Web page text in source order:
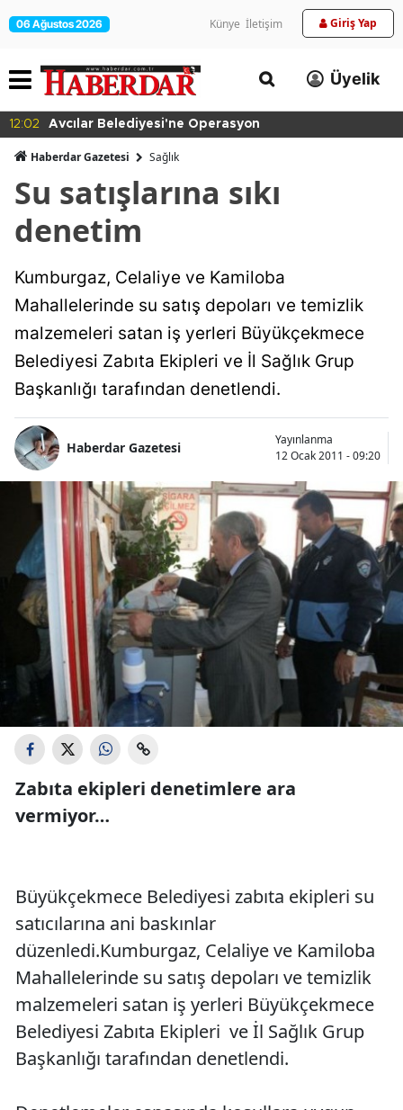
06 Ağustos 2026 Künye İletişim Giriş Yap
Üyelik
12:02 Avcılar Belediyesi'ne Operasyon
Haberdar Gazetesi Sağlık
Su satışlarına sıkı
denetim
Kumburgaz, Celaliye ve Kamiloba
Mahallelerinde su satış depoları ve temizlik
malzemeleri satan iş yerleri Büyükçekmece
Belediyesi Zabıta Ekipleri ve İl Sağlık Grup
Başkanlığı tarafından denetlendi.
Haberdar Gazetesi
Yayınlanma
12 Ocak 2011 - 09:20
Zabıta ekipleri denetimlere ara
vermiyor…
Büyükçekmece Belediyesi zabıta ekipleri su
satıcılarına ani baskınlar
düzenledi.Kumburgaz, Celaliye ve Kamiloba
Mahallelerinde su satış depoları ve temizlik
malzemeleri satan iş yerleri Büyükçekmece
Belediyesi Zabıta Ekipleri ve İl Sağlık Grup
Başkanlığı tarafından denetlendi.